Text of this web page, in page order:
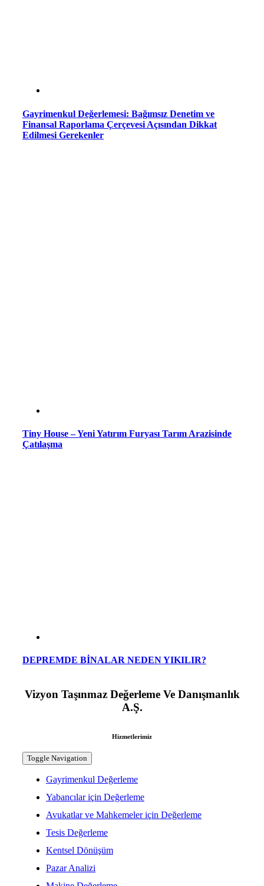
Gayrimenkul Değerlemesi: Bağımsız Denetim ve
Finansal Raporlama Çerçevesi Açısından Dikkat
Edilmesi Gerekenler
Tiny House – Yeni Yatırım Furyası Tarım Arazisinde
Çatılaşma
DEPREMDE BİNALAR NEDEN YIKILIR?
Vizyon Taşınmaz Değerleme Ve Danışmanlık
A.Ş.
Hizmetlerimiz
Toggle Navigation
Gayrimenkul Değerleme
Yabancılar için Değerleme
Avukatlar ve Mahkemeler için Değerleme
Tesis Değerleme
Kentsel Dönüşüm
Pazar Analizi